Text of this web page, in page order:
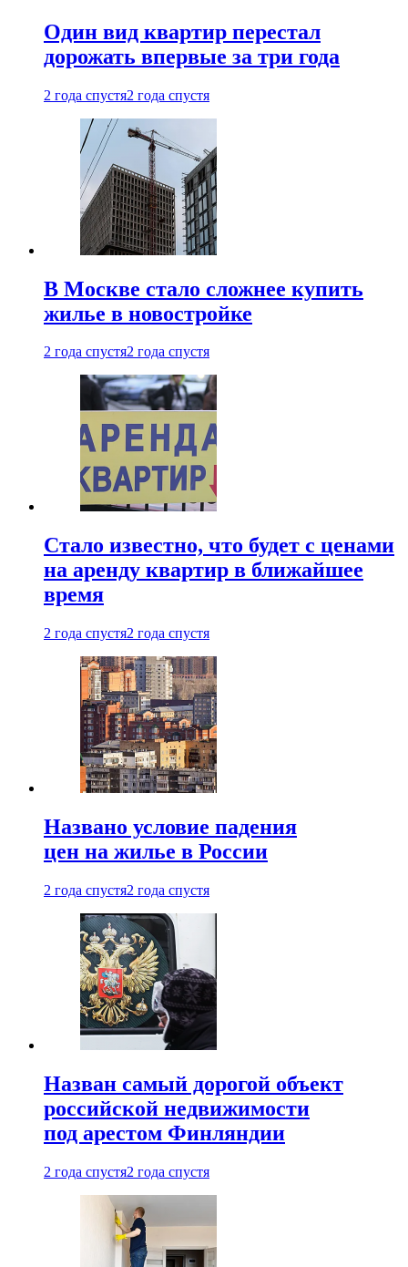
Один вид квартир перестал
дорожать впервые за три года
2 года спустя2 года спустя
В Москве стало сложнее купить
жилье в новостройке
2 года спустя2 года спустя
Стало известно, что будет с ценами
на аренду квартир в ближайшее
время
2 года спустя2 года спустя
Названо условие падения
цен на жилье в России
2 года спустя2 года спустя
Назван самый дорогой объект
российской недвижимости
под арестом Финляндии
2 года спустя2 года спустя